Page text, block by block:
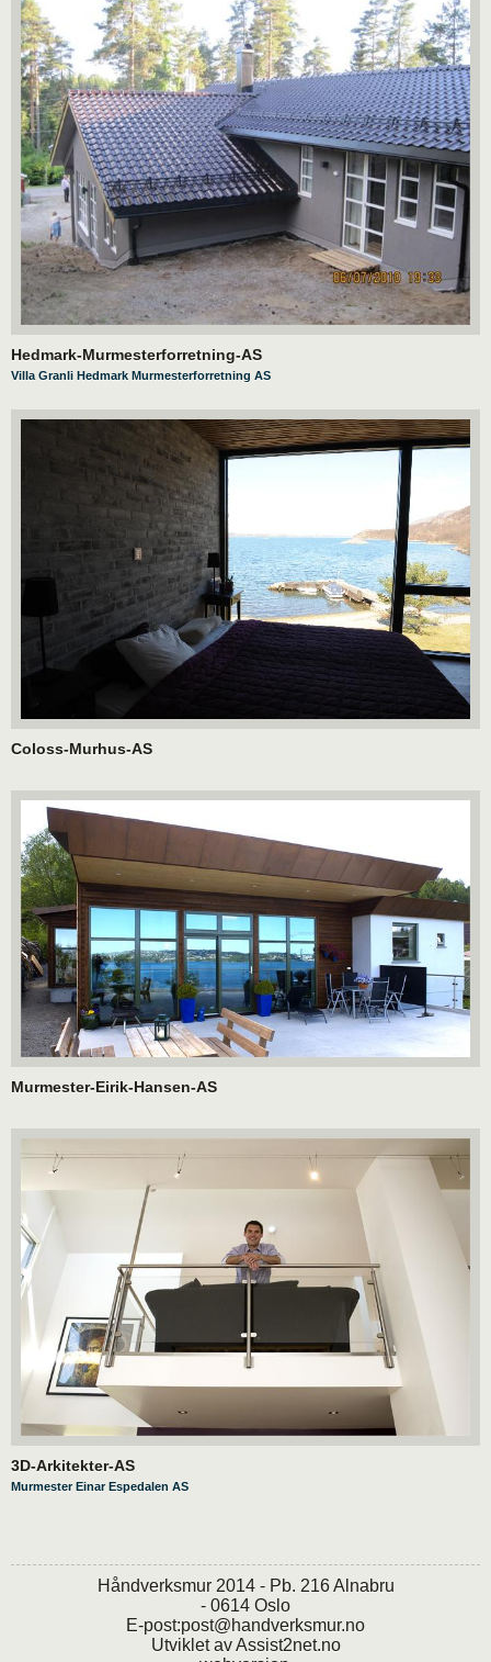
Hedmark-Murmesterforretning-AS
Villa Granli Hedmark Murmesterforretning AS
Coloss-Murhus-AS
Murmester-Eirik-Hansen-AS
3D-Arkitekter-AS
Murmester Einar Espedalen AS
Håndverksmur 2014 - Pb. 216 Alnabru
- 0614 Oslo
E-post:post@handverksmur.no
Utviklet avAssist2net.no